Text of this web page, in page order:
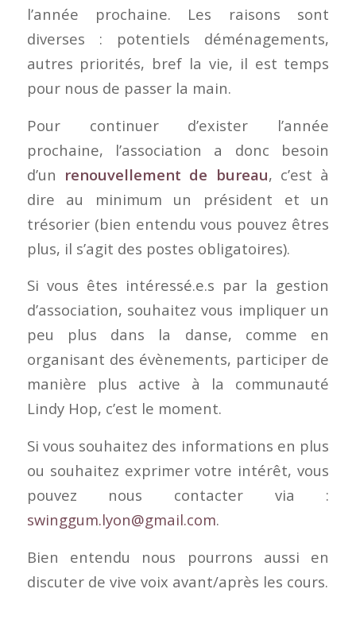
l’année prochaine. Les raisons sont
diverses : potentiels déménagements,
autres priorités, bref la vie, il est temps
pour nous de passer la main.
Pour continuer d’exister l’année
prochaine, l’association a donc besoin
d’un renouvellement de bureau, c’est à
dire au minimum un président et un
trésorier (bien entendu vous pouvez êtres
plus, il s’agit des postes obligatoires).
Si vous êtes intéressé.e.s par la gestion
d’association, souhaitez vous impliquer un
peu plus dans la danse, comme en
organisant des évènements, participer de
manière plus active à la communauté
Lindy Hop, c’est le moment.
Si vous souhaitez des informations en plus
ou souhaitez exprimer votre intérêt, vous
pouvez nous contacter via :
swinggum.lyon@gmail.com.
Bien entendu nous pourrons aussi en
discuter de vive voix avant/après les cours.